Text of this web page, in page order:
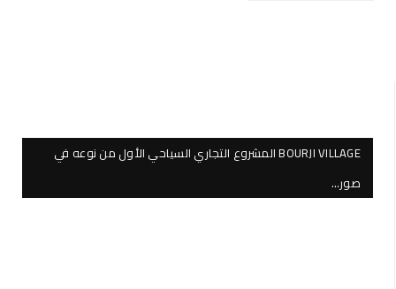
BOURJI VILLAGE المشروع التجاري السياحي الأول من نوعه في
صور…